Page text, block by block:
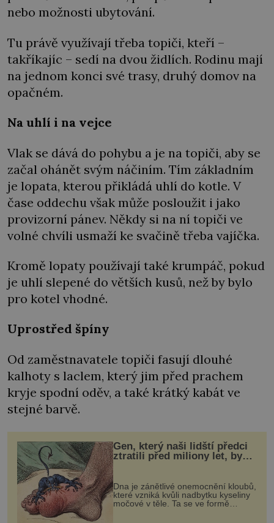
nebo možnosti ubytování.
Tu právě využívají třeba topiči, kteří –
takříkajíc – sedí na dvou židlích. Rodinu mají
na jednom konci své trasy, druhý domov na
opačném.
Na uhlí i na vejce
Vlak se dává do pohybu a je na topiči, aby se
začal ohánět svým náčiním. Tím základním
je lopata, kterou přikládá uhlí do kotle. V
čase oddechu však může posloužit i jako
provizorní pánev. Někdy si na ní topiči ve
volné chvíli usmaží ke svačině třeba vajíčka.
Kromě lopaty používají také krumpáč, pokud
je uhlí slepené do větších kusů, než by bylo
pro kotel vhodné.
Uprostřed špíny
Od zaměstnavatele topiči fasují dlouhé
kalhoty s laclem, který jim před prachem
kryje spodní oděv, a také krátký kabát ve
stejné barvě.
Gen, který naši lidští předci
ztratili před miliony let, by
mohl pomoci s léčbou
„nemoci králů“
Dna je zánětlivé onemocnění kloubů,
které vzniká kvůli nadbytku kyseliny
močové v těle. Ta se ve formě